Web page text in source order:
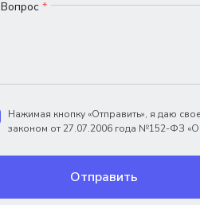
Вопрос *
Нажимая кнопку «Отправить», я даю
законом от 27.07.2006 года №152-ФЗ
Отправить